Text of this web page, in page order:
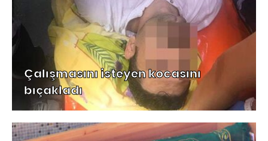
Çalışmasını isteyen kocasını
bıçakladı